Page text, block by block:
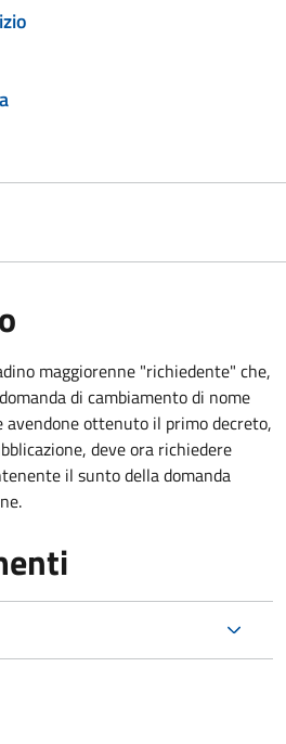
maggiorenne "richiedente" che,
di cambiamento di nome
avendone ottenuto il primo decreto,
deve ora richiedere
il sunto della domanda